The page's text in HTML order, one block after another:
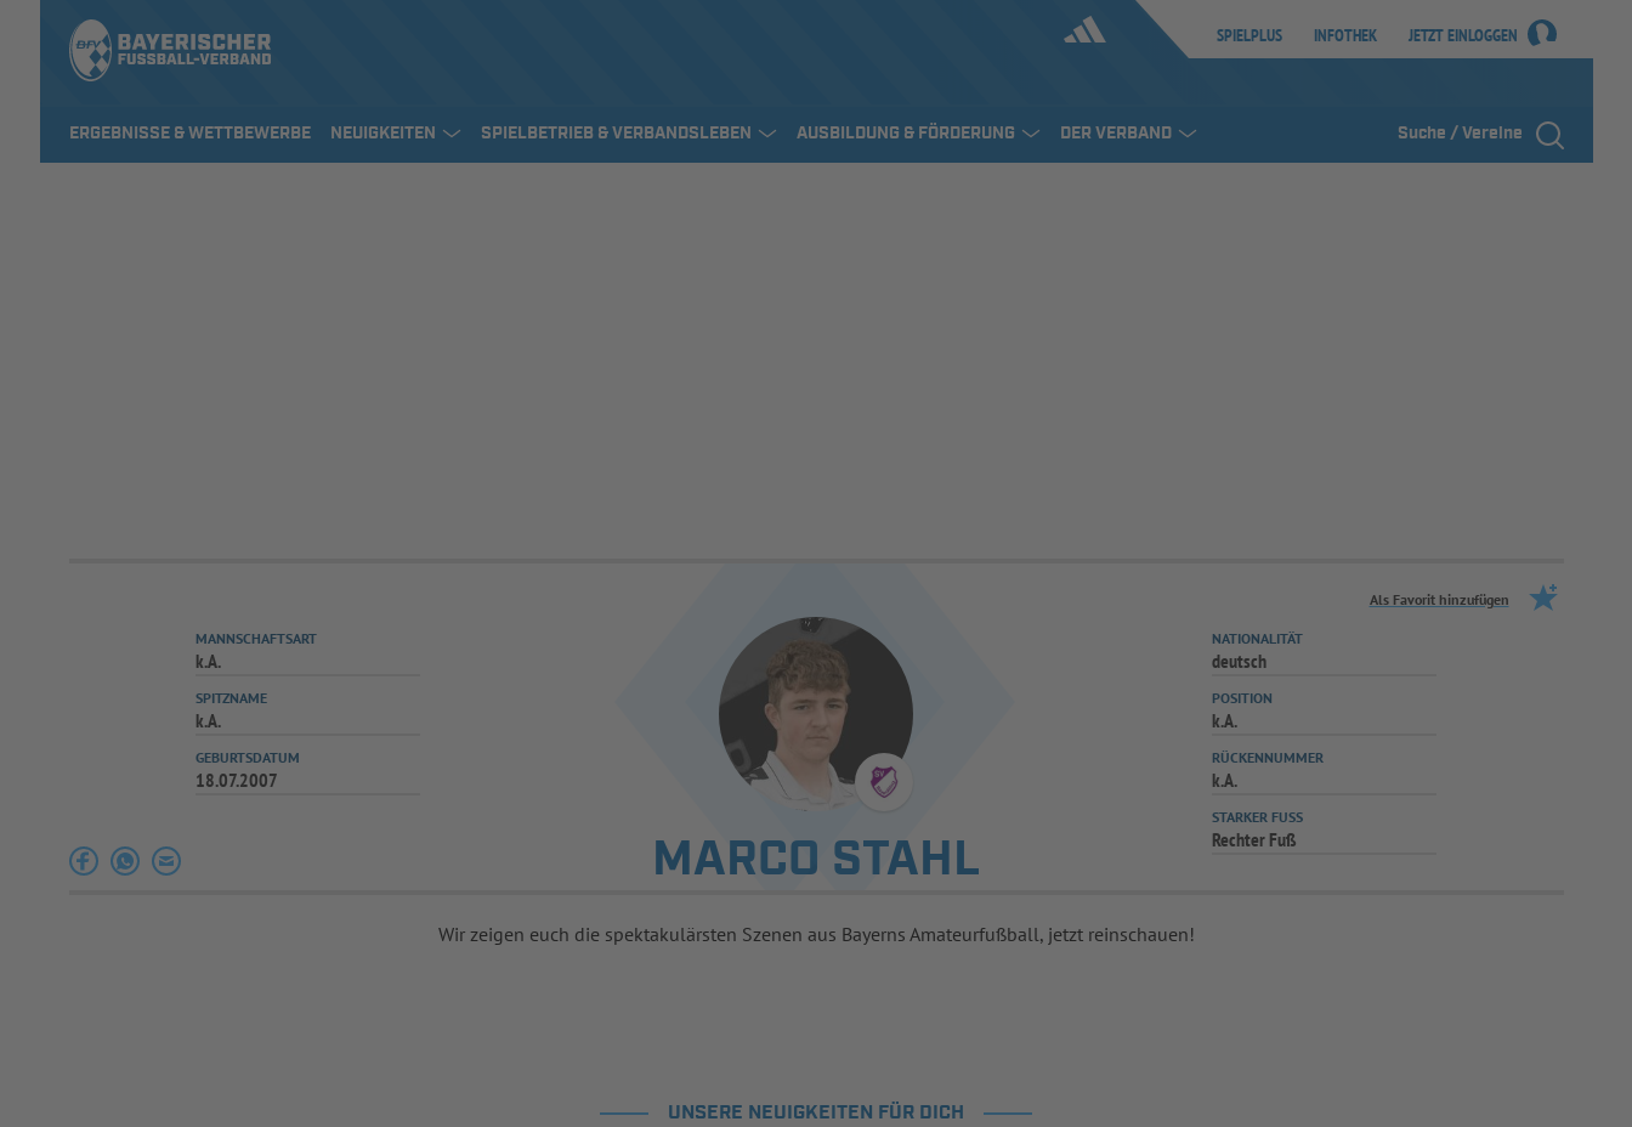
SPIELPLUS INFOTHEK JETZT EINLOGGEN
ERGEBNISSE & WETTBEWERBE NEUIGKEITEN SPIELBETRIEB & VERBANDSLEBEN AUSBILDUNG & FÖRDERUNG DER VERBAND Suche / Vereine
Als Favorit hinzufügen
MARCO STAHL
MANNSCHAFTSART
k.A.
SPITZNAME
k.A.
GEBURTSDATUM
18.07.2007
NATIONALITÄT
deutsch
POSITION
k.A.
RÜCKENNUMMER
k.A.
STARKER FUSS
Rechter Fuß
Wir zeigen euch die spektakulärsten Szenen aus Bayerns Amateurfußball, jetzt reinschauen!
UNSERE NEUIGKEITEN FÜR DICH